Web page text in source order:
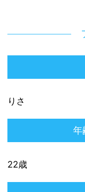
りさ
年
22歳